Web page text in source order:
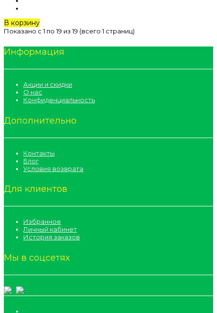
В корзину
Показано с 1 по 19 из 19 (всего 1 страниц)
Информация
Акции и скидки
О нас
Конфиденциальность
Дополнительно
Контакты
Блог
Условия возврата
Для клиентов
Избранное
Личный кабинет
История заказов
Мы в соцсетях